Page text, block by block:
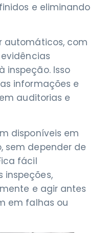
e eliminando
automáticos, com
inspeção. Isso
informações e
auditorias e
disponíveis em
sem depender de
fácil
inspeções,
e agir antes
em falhas ou